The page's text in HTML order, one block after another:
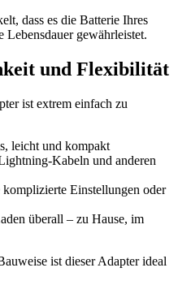
dass es die Batterie Ihres
Lebensdauer gewährleistet.
und Flexibilität
ist extrem einfach zu
leicht und kompakt
Kabeln und anderen
Einstellungen oder
überall – zu Hause, im
ist dieser Adapter ideal